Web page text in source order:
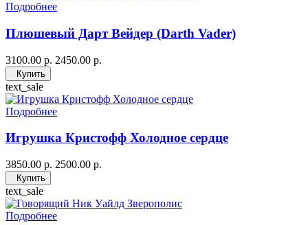
Подробнее
Плюшевый Дарт Вейдер (Darth Vader)
3100.00 р. 2450.00 р.
Купить
text_sale
Подробнее
Игрушка Кристофф Холодное сердце
3850.00 р. 2500.00 р.
Купить
text_sale
Подробнее